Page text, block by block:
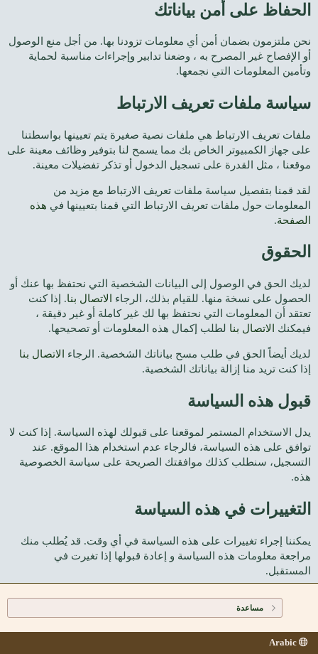
الحفاظ على أمن بياناتك
نحن ملتزمون بضمان أمن أي معلومات تزودنا بها. من أجل منع الوصول
أو الإفصاح غير المصرح به ، وضعنا تدابير وإجراءات مناسبة لحماية
وتأمين المعلومات التي نجمعها.
سياسة ملفات تعريف الارتباط
ملفات تعريف الارتباط هي ملفات نصية صغيرة يتم تعيينها بواسطتنا
على جهاز الكمبيوتر الخاص بك مما يسمح لنا بتوفير وظائف معينة على
موقعنا ، مثل القدرة على تسجيل الدخول أو تذكر تفضيلات معينة.
لقد قمنا بتفصيل سياسة ملفات تعريف الارتباط مع مزيد من
المعلومات حول ملفات تعريف الارتباط التي قمنا بتعيينها في هذه
الصفحة.
الحقوق
لديك الحق في الوصول إلى البيانات الشخصية التي نحتفظ بها عنك أو
الحصول على نسخة منها. للقيام بذلك، الرجاء
الاتصال بنا. إذا كنت
تعتقد أن المعلومات التي نحتفظ بها لك غير كاملة أو غير دقيقة ،
فيمكنك
الاتصال بنا لطلب إكمال هذه المعلومات أو تصحيحها.
لديك أيضاً الحق في طلب مسح بياناتك الشخصية. الرجاء
الاتصال بنا
إذا كنت تريد منا إزالة بياناتك الشخصية.
قبول هذه السياسة
يدل الاستخدام المستمر لموقعنا على قبولك لهذه السياسة. إذا كنت لا
توافق على هذه السياسة، فالرجاء عدم استخدام هذا الموقع. عند
التسجيل، سنطلب كذلك موافقتك الصريحة على سياسة الخصوصية
هذه.
التغييرات في هذه السياسة
يمكننا إجراء تغييرات على هذه السياسة في أي وقت. قد يُطلب منك
مراجعة معلومات هذه السياسة و إعادة قبولها إذا تغيرت في
المستقبل.
مساعدة